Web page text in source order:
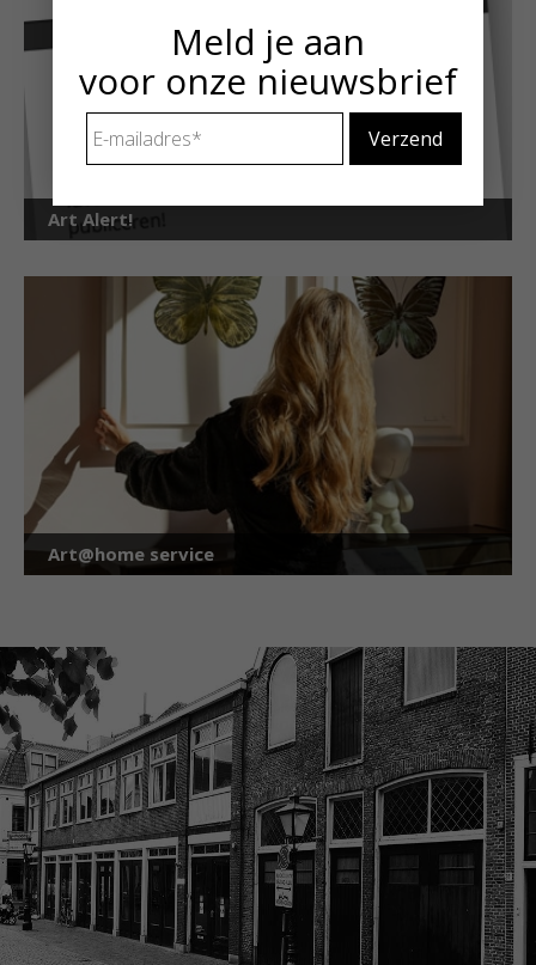
Art Alert!
Art@home service
Meld je aan
voor onze nieuwsbrief
mailadres *